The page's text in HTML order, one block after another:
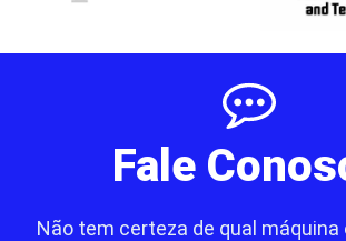
Fale
Não tem certeza de qual máquina